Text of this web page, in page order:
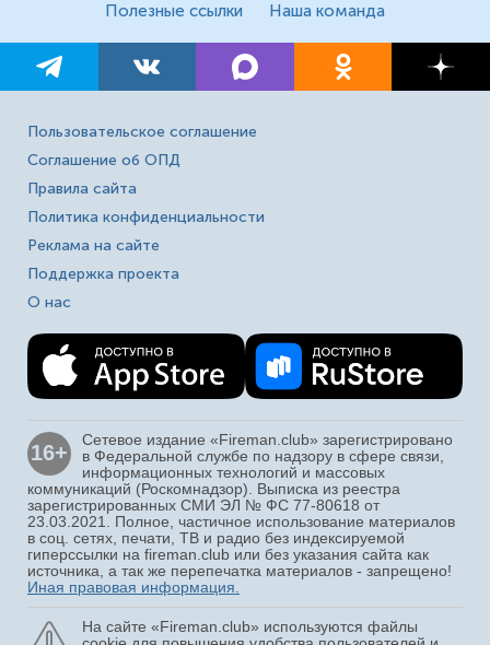
Полезные ссылки Наша команда
Пользовательское соглашение
Соглашение об ОПД
Правила сайта
Политика конфиденциальности
Реклама на сайте
Поддержка проекта
О нас
16+
Сетевое издание «Fireman.club» зарегистрировано
в Федеральной службе по надзору в сфере связи,
информационных технологий и массовых
коммуникаций (Роскомнадзор). Выписка из реестра
зарегистрированных СМИ ЭЛ № ФС 77-80618 от
23.03.2021. Полное, частичное использование материалов
в соц. сетях, печати, ТВ и радио без индексируемой
гиперссылки на fireman.club или без указания сайта как
источника, а так же перепечатка материалов - запрещено!
Иная правовая информация.
На сайте «Fireman.club» используются файлы